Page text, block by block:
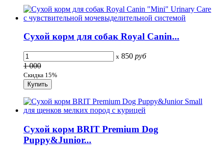
Сухой корм для собак Royal Canin...
x 850 руб
1 000
Скидка 15%
Сухой корм BRIT Premium Dog
Puppy&Junior...